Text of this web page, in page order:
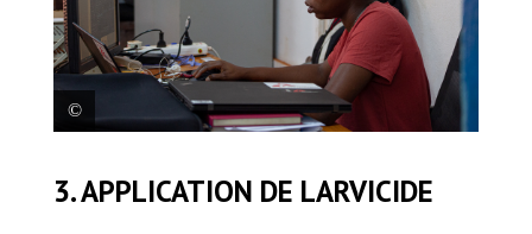
Sabrina Deocles est la spécialiste en SIG de
MSF dans le camp de Nduta. Une partie de
3. APPLICATION DE LARVICIDE